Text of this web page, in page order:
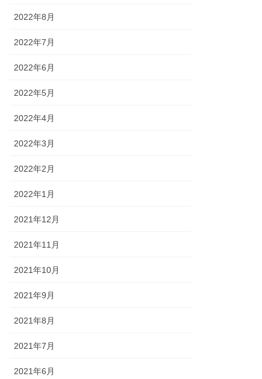
2022年8月
2022年7月
2022年6月
2022年5月
2022年4月
2022年3月
2022年2月
2022年1月
2021年12月
2021年11月
2021年10月
2021年9月
2021年8月
2021年7月
2021年6月